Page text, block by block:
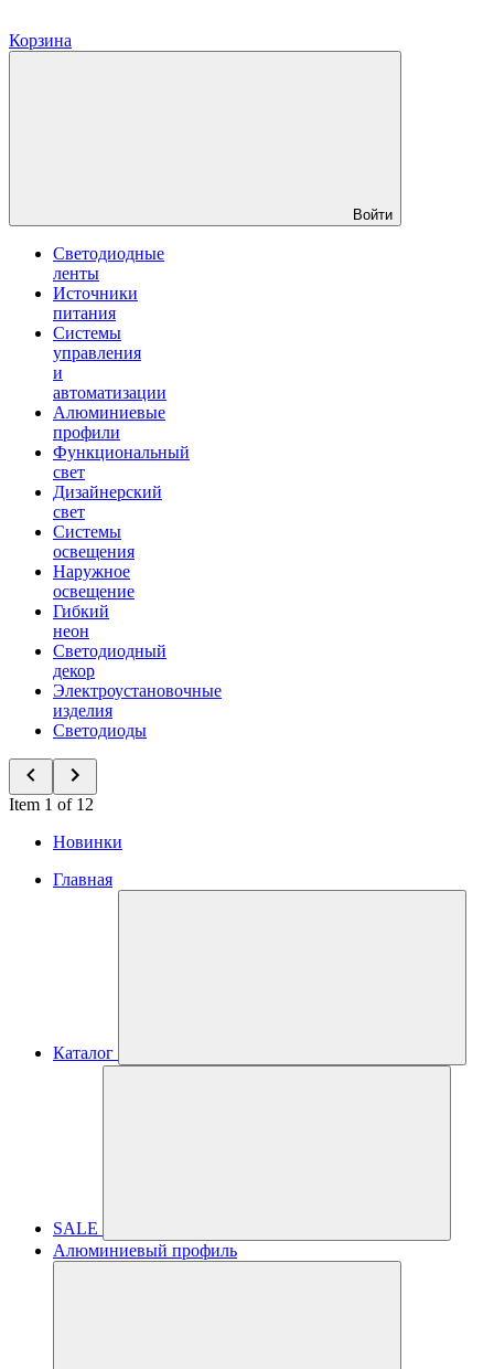
Корзина
Войти
Светодиодные
ленты
Источники
питания
Системы
управления
и
автоматизации
Алюминиевые
профили
Функциональный
свет
Дизайнерский
свет
Системы
освещения
Наружное
освещение
Гибкий
неон
Светодиодный
декор
Электроустановочные
изделия
Светодиоды
Item 1 of 12
Новинки
Главная
Каталог
SALE
Алюминиевый профиль